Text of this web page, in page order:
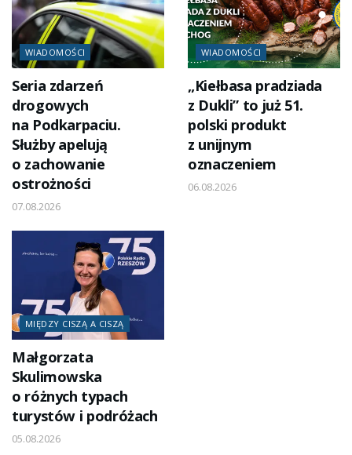
WIADOMOŚCI
Seria zdarzeń
drogowych
na Podkarpaciu.
Służby apelują
o zachowanie
ostrożności
07.08.2026
WIADOMOŚCI
„Kiełbasa pradziada
z Dukli” to już 51.
polski produkt
z unijnym
oznaczeniem
06.08.2026
MIĘDZY CISZĄ A CISZĄ
Małgorzata
Skulimowska
o różnych typach
turystów i podróżach
05.08.2026